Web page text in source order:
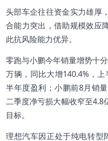
头部车企往往资金实力雄厚
合能力突出，借助规模效应
此抗风险能力优异。
零跑与小鹏今年销量增势十
万辆，同比大增140.4%，
半年度盈利；小鹏前8月销
二季度净亏损大幅收窄至4.8
目标。
理想汽车因正处于纯电转型